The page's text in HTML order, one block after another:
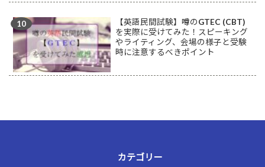
【英語民間試験】噂のGTEC (CBT)
を実際に受けてみた！スピーキング
やライティング、会場の様子と受験
時に注意するべきポイント
カテゴリー